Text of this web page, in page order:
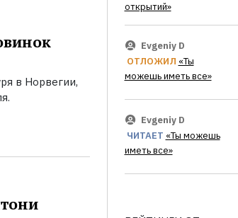
в Норвегии,
открытий»
Evgeniy D
ОТЛОЖИЛ «Ты
можешь иметь все»
Evgeniy D
ЧИТАЕТ «Ты можешь
иметь все»